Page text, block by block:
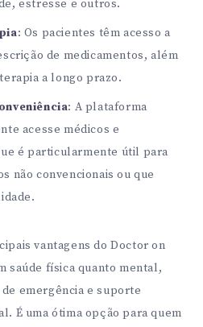
estresse e outros.
: Os pacientes têm acesso a
de medicamentos, além
a longo prazo.
: A plataforma
acesse médicos e
é particularmente útil para
não convencionais ou que
vantagens do Doctor on
saúde física quanto mental,
emergência e suporte
É uma ótima opção para quem